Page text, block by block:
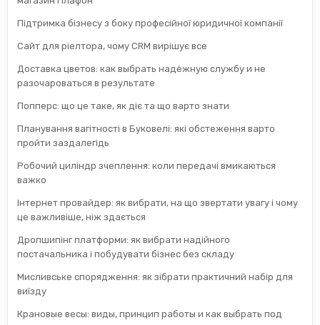
Підтримка бізнесу з боку професійної юридичної компанії
Сайт для ріелтора, чому CRM вирішує все
Доставка цветов: как выбрать надёжную службу и не
разочароваться в результате
Попперс: що це таке, як діє та що варто знати
Планування вагітності в Буковелі: які обстеження варто
пройти заздалегідь
Робочий циліндр зчеплення: коли передачі вмикаються
важко
Інтернет провайдер: як вибрати, на що звертати увагу і чому
це важливіше, ніж здається
Дропшипінг платформи: як вибрати надійного
постачальника і побудувати бізнес без складу
Мисливське спорядження: як зібрати практичний набір для
виїзду
Крановые весы: виды, принцип работы и как выбрать под